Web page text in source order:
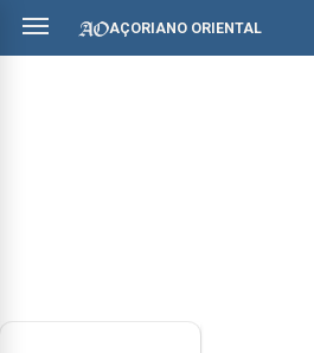
AÇORIANO ORIENTAL